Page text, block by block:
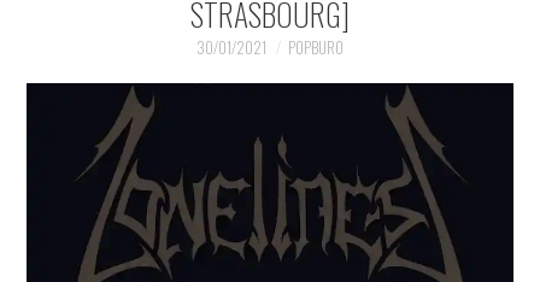
GABBA GABBA HEY !
INDÉPENDANTS
DOKO
STRASBOURG]
30/01/2021 POPBURO